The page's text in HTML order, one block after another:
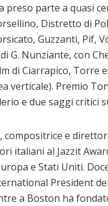
preso parte a quasi
Distretto di
Guzzanti, Pif,
di G. Nunziante, con
di Ciarrapico, Torre
verticale). Premio
e due saggi critici
e
italiani al Jazzit
e Stati Uniti.
President
a Boston ha